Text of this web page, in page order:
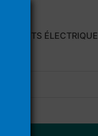
À DENTS ÉLECTRIQUE